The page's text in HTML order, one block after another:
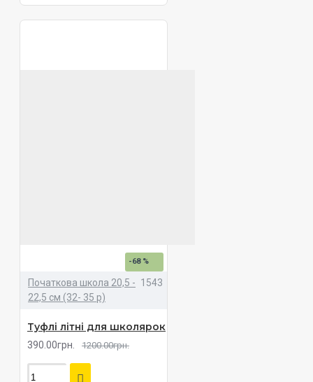
-68 %
Початкова школа 20,5 -
22,5 см (32- 35 р)
1543
Туфлі літні для школярок
390.00грн. 1200.00грн.